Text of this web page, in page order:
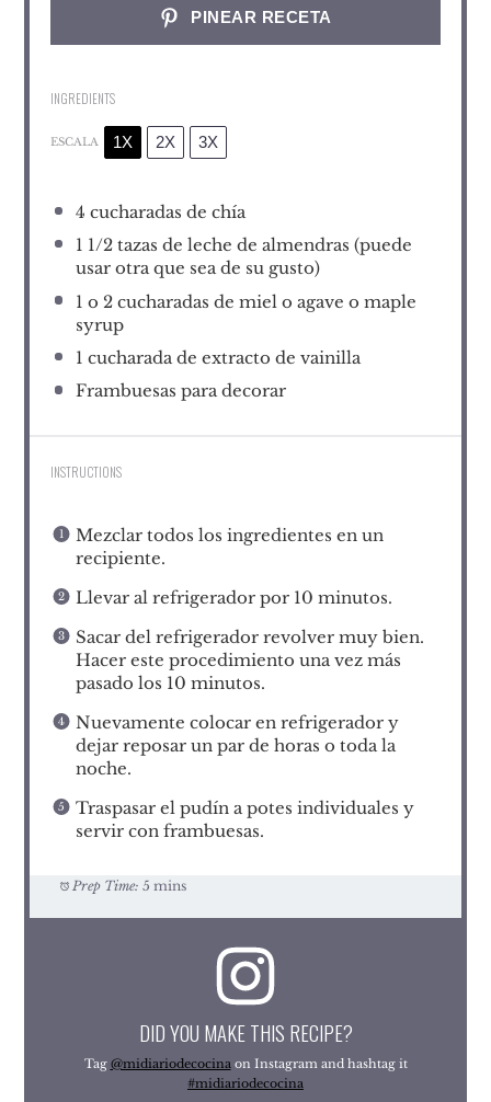
PINEAR RECETA
INGREDIENTS
ESCALA 1X 2X 3X
4 cucharadas de chía
1 1/2tazas de leche de almendras (puede
usar otra que sea de su gusto)
1 o 2 cucharadas de miel o agave o maple
syrup
1 cucharada de extracto de vainilla
Frambuesas para decorar
INSTRUCTIONS
Mezclar todos los ingredientes en un
recipiente.
Llevar al refrigerador por 10 minutos.
Sacar del refrigerador revolver muy bien.
Hacer este procedimiento una vez más
pasado los 10 minutos.
Nuevamente colocar en refrigerador y
dejar reposar un par de horas o toda la
noche.
Traspasar el pudín a potes individuales y
servir con frambuesas.
Prep Time: 5 mins
DID YOU MAKE THIS RECIPE?
Tag @midiariodecocinaon Instagram and hashtag it
#midiariodecocina